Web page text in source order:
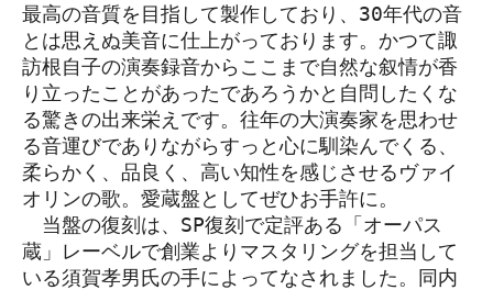
最高の音質を目指して製作しており、30年代の音
とは思えぬ美音に仕上がっております。かつて諏
訪根自子の演奏録音からここまで自然な叙情が香
り立ったことがあったであろうかと自問したくな
る驚きの出来栄えです。往年の大演奏家を思わせ
る音運びでありながらすっと心に馴染んでくる、
柔らかく、品良く、高い知性を感じさせるヴァイ
オリンの歌。愛蔵盤としてぜひお手許に。
当盤の復刻は、SP復刻で定評ある「オーパス
蔵」レーベルで創業よりマスタリングを担当して
いる須賀孝男氏の手によってなされました。同内